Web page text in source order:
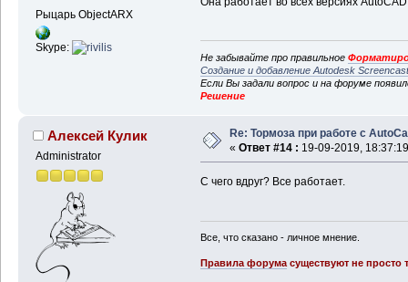
Рыцарь ObjectARX
Skype:
Не забывайте про правильное
Создание и добавление Autodesk
Если Вы задали вопрос и на форуме
Решение
Алексей Кулик
Administrator
Re: Тормоза при работе с
« Ответ #14 : 19-09-2019,
С чего вдруг? Все работает.
Все, что сказано - личное мнение.
Правила форумасуществуют не просто